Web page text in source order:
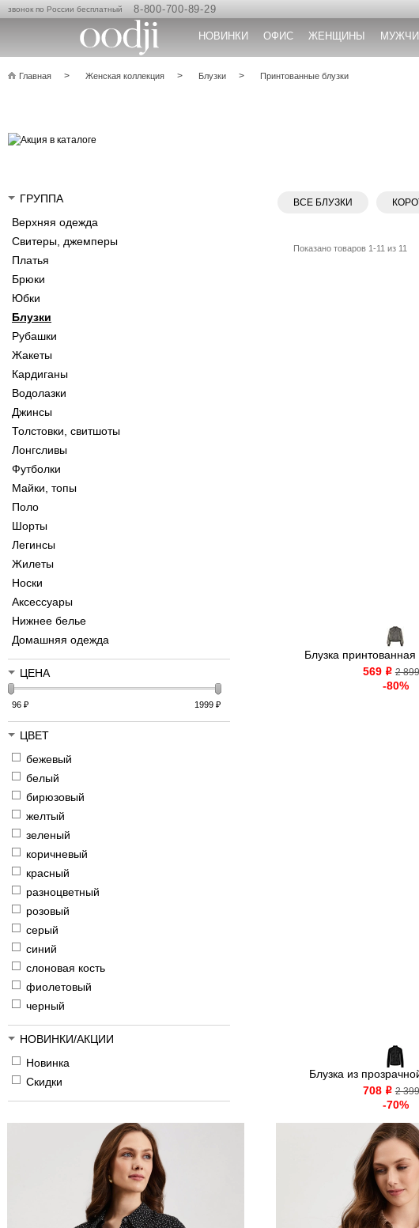
звонок по России бесплатный 8-800-700-89-29
НОВИНКИ ОФИС ЖЕНЩИНЫ
Главная Женская коллекция Блузки Принтованные блузки
ГРУППА
Верхняя одежда
Свитеры, джемперы
Платья
Брюки
Юбки
Блузки
Рубашки
Жакеты
Кардиганы
Водолазки
Джинсы
Толстовки, свитшоты
Лонгсливы
Футболки
Майки, топы
Поло
Шорты
Легинсы
Жилеты
Носки
Аксессуары
Нижнее белье
Домашняя одежда
ЦЕНА
96 ₽ 1999₽
ЦВЕТ
бежевый
белый
бирюзовый
желтый
зеленый
коричневый
красный
разноцветный
розовый
серый
синий
слоновая кость
фиолетовый
черный
НОВИНКИ/АКЦИИ
Новинка
Скидки
ВСЕ БЛУЗКИ
Показано товаров 1-11 из 11
Блузка
569 o 2
-80%
Блузка из
708 o 2
-70%